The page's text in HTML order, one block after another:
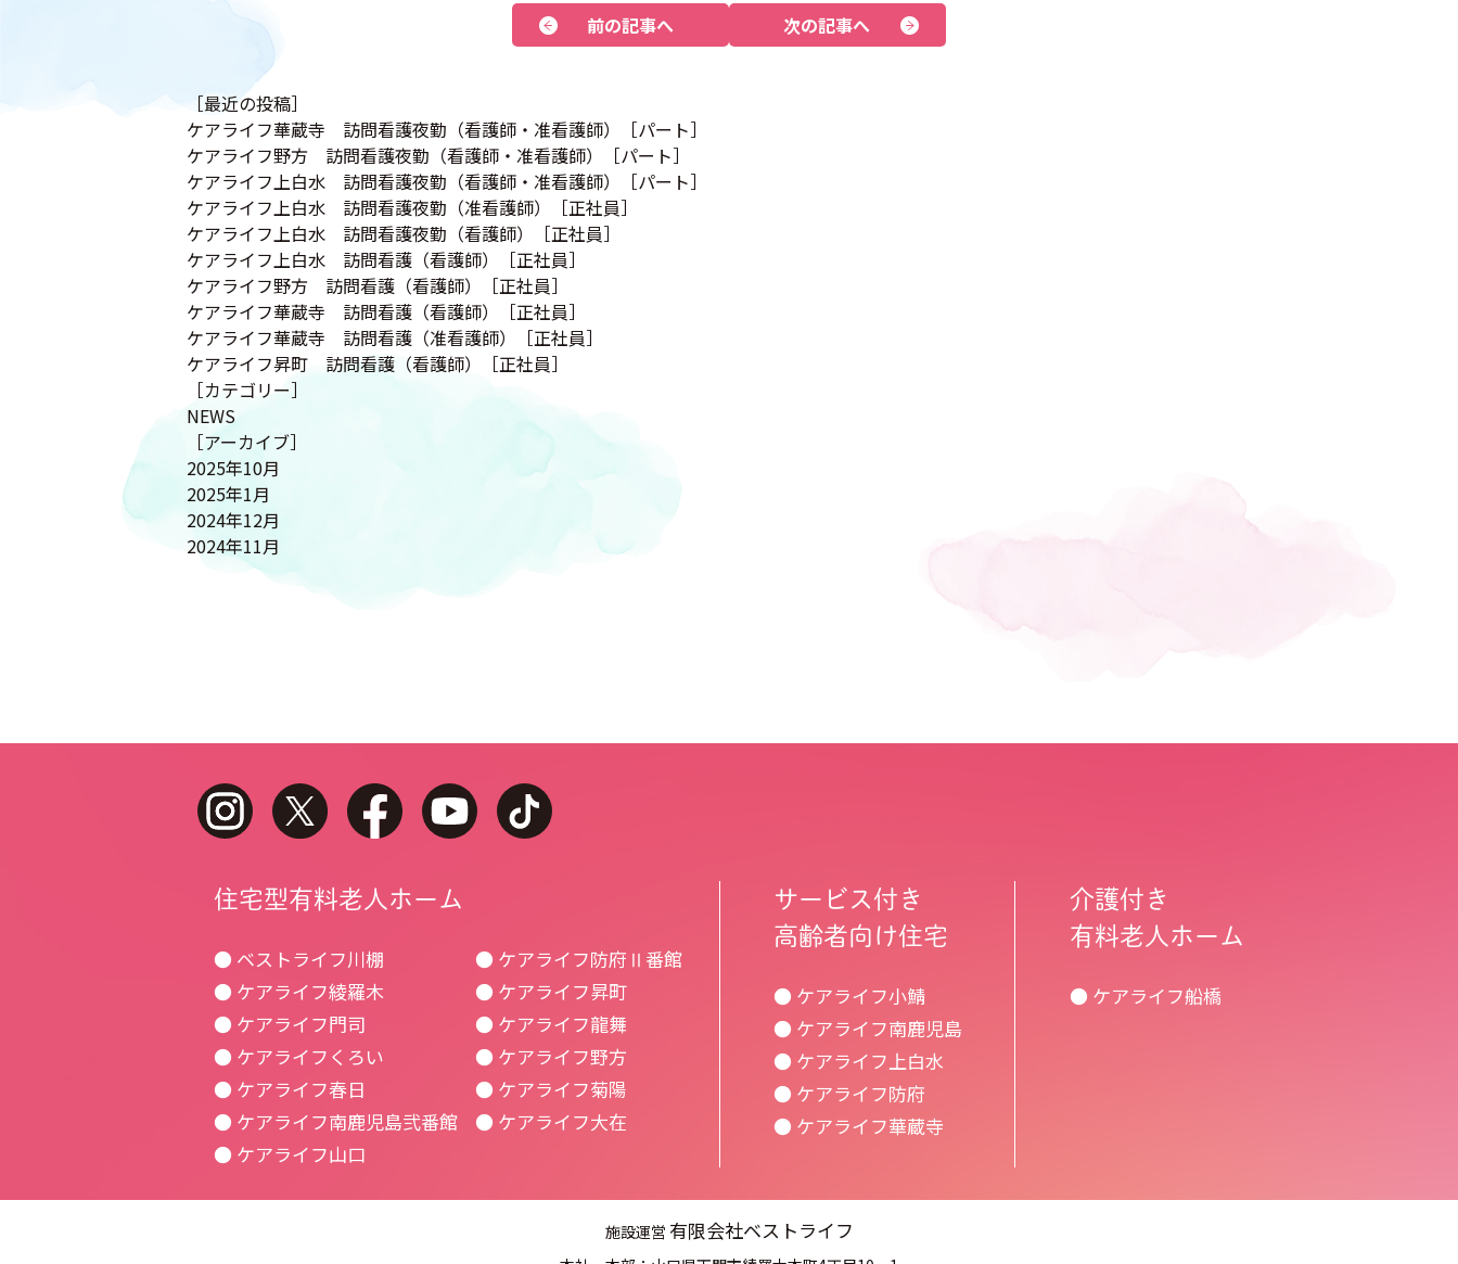
前の記事へ 次の記事へ
［最近の投稿］
ケアライフ華蔵寺 訪問看護夜勤（看護師・准看護師）［パート］
ケアライフ野方 訪問看護夜勤（看護師・准看護師）［パート］
ケアライフ上白水 訪問看護夜勤（看護師・准看護師）［パート］
ケアライフ上白水 訪問看護夜勤（准看護師）［正社員］
ケアライフ上白水 訪問看護夜勤（看護師）［正社員］
ケアライフ上白水 訪問看護（看護師）［正社員］
ケアライフ野方 訪問看護（看護師）［正社員］
ケアライフ華蔵寺 訪問看護（看護師）［正社員］
ケアライフ華蔵寺 訪問看護（准看護師）［正社員］
ケアライフ昇町 訪問看護（看護師）［正社員］
［カテゴリー］
NEWS
［アーカイブ］
2025年10月
2025年1月
2024年12月
2024年11月
instagramtwitter facebook youtube
住宅型有料老人ホーム
● ベストライフ川棚
● ケアライフ綾羅木
● ケアライフ門司
● ケアライフくろい
● ケアライフ春日
● ケアライフ南鹿児島弐番館
● ケアライフ山口
● ケアライフ防府Ⅱ番館
● ケアライフ昇町
● ケアライフ龍舞
● ケアライフ野方
● ケアライフ菊陽
● ケアライフ大在
サービス付き
高齢者向け住宅
● ケアライフ小鯖
● ケアライフ南鹿児島
● ケアライフ上白水
● ケアライフ防府
● ケアライフ華蔵寺
介護付き
有料老人ホーム
● ケアライフ船橋
施設運営 有限会社ベストライフ